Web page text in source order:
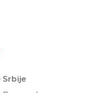
Srbije